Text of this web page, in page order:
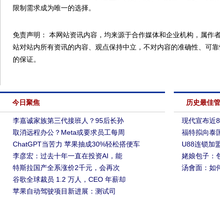
限制需求成为唯一的选择。
免责声明： 本网站资讯内容，均来源于合作媒体和企业机构，属作
站对站内所有资讯的内容、观点保持中立，不对内容的准确性、可
的保证。
今日聚焦
李嘉诚家族第三代接班人？95后长孙
取消远程办公？Meta或要求员工每周
ChatGPT当苦力 苹果抽成30%轻松搭便车
李彦宏：过去十年一直在投资AI，能
特斯拉国产全系涨价2千元，会再次
谷歌全球裁员 1.2 万人，CEO 年薪却
苹果自动驾驶项目新进展：测试司
历史最佳
现代宣布近
福特拟向泰
U88连锁加
姥娘包子：
汤會面：如